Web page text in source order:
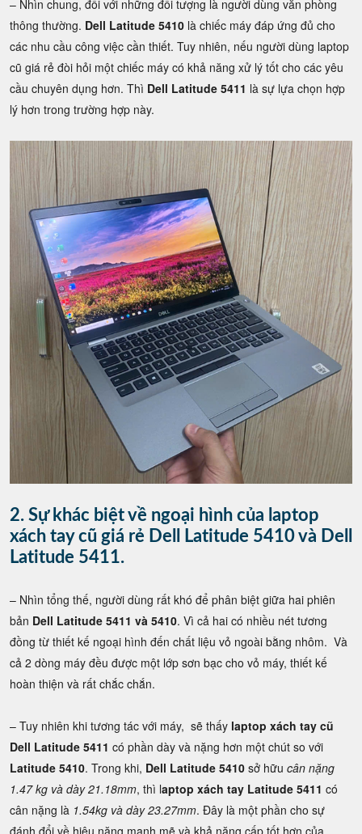
– Nhìn chung, đối với những đối tượng là người dùng văn phòng
thông thường. Dell Latitude 5410 là chiếc máy đáp ứng đủ cho
các nhu cầu công việc cần thiết. Tuy nhiên, nếu người dùng laptop
cũ giá rẻ đòi hỏi một chiếc máy có khả năng xử lý tốt cho các yêu
cầu chuyên dụng hơn. Thì Dell Latitude 5411 là sự lựa chọn hợp
lý hơn trong trường hợp này.
2. Sự khác biệt về ngoại hình của laptop
xách tay cũ giá rẻ Dell Latitude 5410 và Dell
Latitude 5411.
– Nhìn tổng thế, người dùng rất khó để phân biệt giữa hai phiên
bản Dell Latitude 5411 và 5410. Vì cả hai có nhiều nét tương
đồng từ thiết kế ngoại hình đến chất liệu vỏ ngoài bằng nhôm. Và
cả 2 dòng máy đều được một lớp sơn bạc cho vỏ máy, thiết kế
hoàn thiện và rất chắc chắn.
– Tuy nhiên khi tương tác với máy, sẽ thấy laptop xách tay cũ
Dell Latitude 5411 có phần dày và nặng hơn một chút so với
Latitude 5410. Trong khi, Dell Latitude 5410 sở hữu cân nặng
1.47 kg và dày 21.18mm, thì laptop xách tay Latitude 5411 có
cân nặng là 1.54kg và dày 23.27mm. Đây là một phần cho sự
đánh đổi về hiệu năng mạnh mẽ và khả năng cấp tốt hơn của